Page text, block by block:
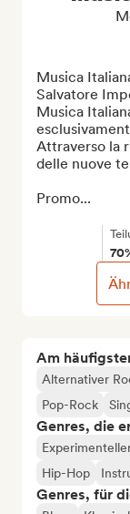
Am
Alternativer
Pop-Rock
Genres, die
Hip-Hop
Genres, für
Musica
Salvatore
Musica
Attraverso la
delle nuove
Promo...